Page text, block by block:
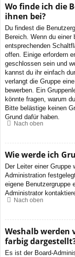
Wo finde ich die
ihnen bei?
Du findest die
Bereich. Wenn du
entsprechenden
offen. Einige erfordern
geschlossen sein und
kannst du ihr einfach
verlangt die Gruppe
bewerben. Ein
könnte fragen, warum
Bitte belästige keinen
Grund dafür haben.
Nach oben
Wie werde ich
Der Leiter einer Gruppe
Administration
eigene Benutzergruppe
Administrator
Nach oben
Weshalb werden
farbig
Es ist der Board-